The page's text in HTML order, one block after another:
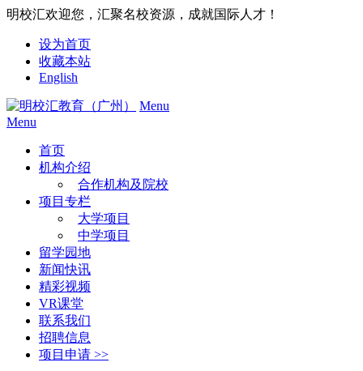
明校汇欢迎您，汇聚名校资源，成就国际人才！
设为首页
收藏本站
English
Menu
Menu
首页
机构介绍
合作机构及院校
项目专栏
大学项目
中学项目
留学园地
新闻快讯
精彩视频
VR课堂
联系我们
招聘信息
项目申请 >>